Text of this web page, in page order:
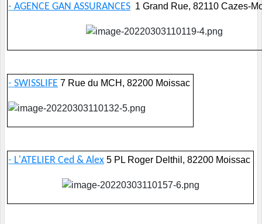
- AGENCE GAN ASSURANCES 1 Grand Rue, 82110 Cazes-
- SWISSLIFE 7 Rue du MCH, 82200 Moissac
- L'ATELIER Ced & Alex 5 PL Roger Delthil, 82200 Moissac